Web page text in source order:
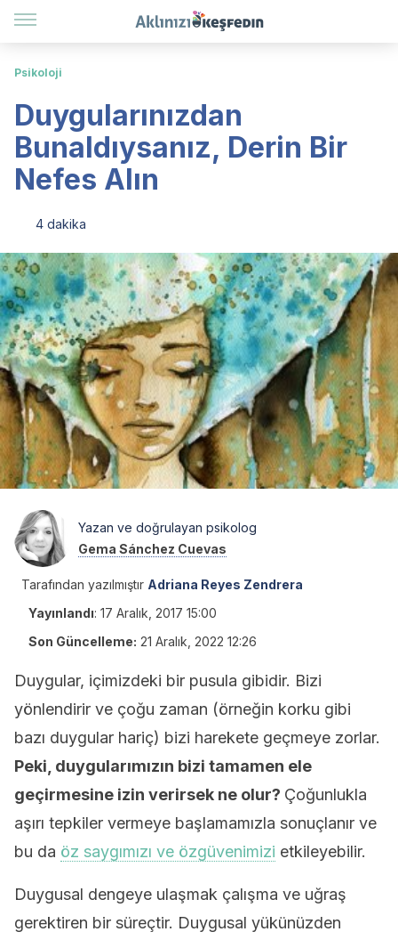
Psikoloji
Duygularınızdan
Bunaldıysanız, Derin Bir
Nefes Alın
4 dakika
Yazan ve doğrulayan psikolog
Gema Sánchez Cuevas
Tarafından yazılmıştır Adriana Reyes Zendrera
Yayınlandı: 17 Aralık, 2017 15:00
Son Güncelleme: 21 Aralık, 2022 12:26
Duygular, içimizdeki bir pusula gibidir. Bizi
yönlendirir ve çoğu zaman (örneğin korku gibi
bazı duygular hariç) bizi harekete geçmeye zorlar.
Peki, duygularımızın bizi tamamen ele
geçirmesine izin verirsek ne olur? Çoğunlukla
aşırı tepkiler vermeye başlamamızla sonuçlanır ve
bu da öz saygımızı ve özgüvenimizi etkileyebilir.
Duygusal dengeye ulaşmak çalışma ve uğraş
gerektiren bir süreçtir. Duygusal yükünüzden